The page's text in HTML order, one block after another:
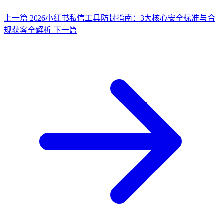
上一篇 2026小红书私信工具防封指南：3大核心安全标准与合
规获客全解析 下一篇